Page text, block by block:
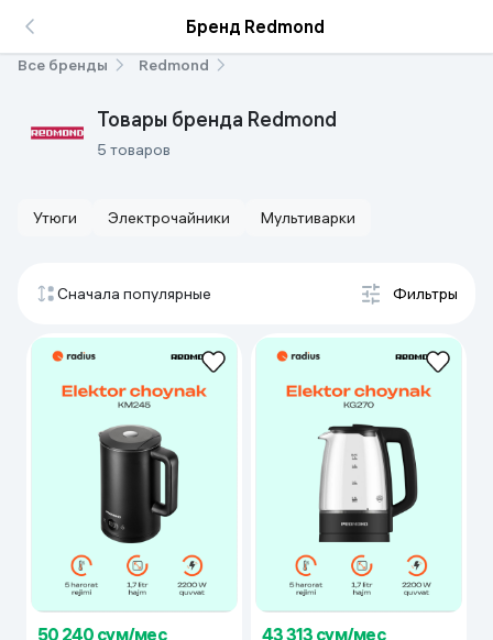
Бренд Redmond
Все бренды Redmond
Товары бренда Redmond
5 товаров
Утюги Электрочайники Мультиварки
Сначала популярные Фильтры
50 240 сум/мес 43 313 сум/мес